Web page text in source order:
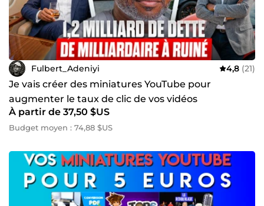
Fulbert_Adeniyi 4,8 (21)
Je vais créer des miniatures YouTube pour
augmenter le taux de clic de vos vidéos
À partir de 37,50 $US
Budget moyen : 74,88 $US